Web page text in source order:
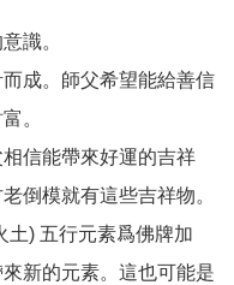
識。
成。師父希望能給善信
。
信能帶來好運的吉祥
倒模就有這些吉祥物。
土) 五行元素爲佛牌加
新的元素。這也可能是